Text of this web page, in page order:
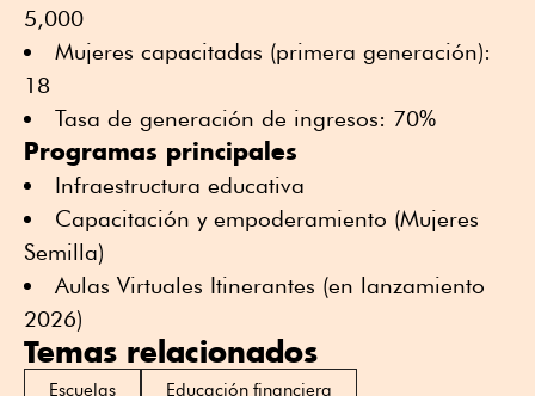
5,000
Mujeres capacitadas (primera generación):
18
Tasa de generación de ingresos: 70%
Programas principales
Infraestructura educativa
Capacitación y empoderamiento (Mujeres
Semilla)
Aulas Virtuales Itinerantes (en lanzamiento
2026)
Temas relacionados
Escuelas Educación financiera